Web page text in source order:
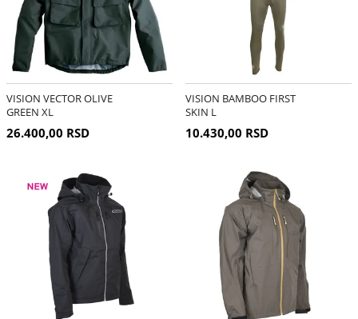
VISION VECTOR OLIVE
GREEN XL
26.400,00 RSD
VISION BAMBOO FIRST
SKIN L
10.430,00 RSD